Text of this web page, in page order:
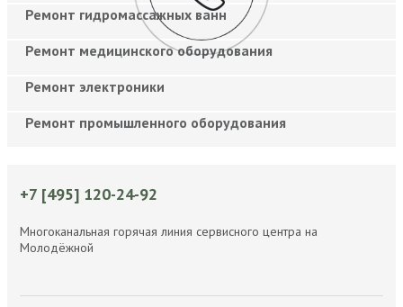
Ремонт гидромассажных ванн
Ремонт медицинского оборудования
Ремонт электроники
Ремонт промышленного оборудования
+7 [495] 120-24-92
Многоканальная горячая линия сервисного центра на
Молодёжной